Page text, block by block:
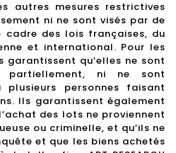
autres mesures restrictives
ni ne sont visés par de
des lois françaises, du
et international. Pour les
garantissent qu’elles ne sont
partiellement, ni ne sont
personnes faisant
Ils garantissent également
des lots ne proviennent
ou criminelle, et qu’ils ne
et que les biens achetés